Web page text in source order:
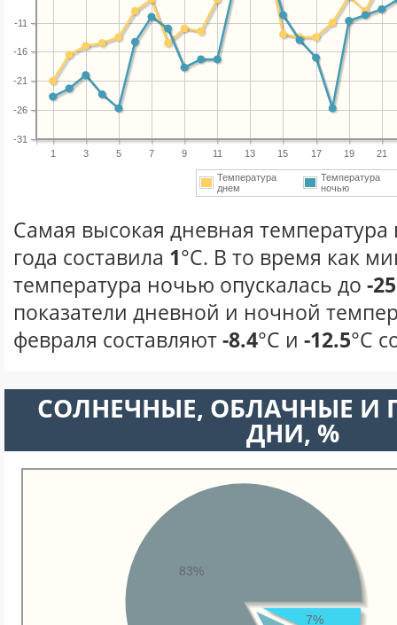
1 3 5 7 9 11 13 15 17 19 21
-31
-26
-21
-16
-11
Температура
днем
Температура
ночью
Самая высокая дневная температура
года составила 1°С. В то время как
температура ночью опускалась до -25
показатели дневной и ночной
февраля составляют-8.4°С и -12.5°С
CОЛНЕЧНЫЕ, ОБЛАЧНЫЕ И
ДНИ, %
7%
83%